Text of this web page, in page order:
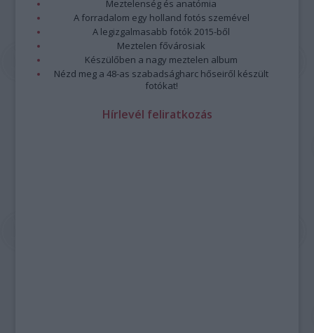
Meztelenség és anatómia
A forradalom egy holland fotós szemével
A legizgalmasabb fotók 2015-ből
Meztelen fővárosiak
Készülőben a nagy meztelen album
Nézd meg a 48-as szabadságharc hőseiről készült
fotókat!
Hírlevél feliratkozás